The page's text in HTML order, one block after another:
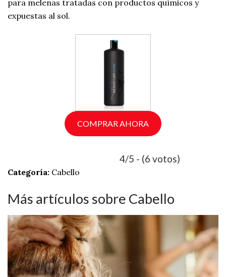
para melenas tratadas con productos químicos y
expuestas al sol.
COMPRAR AHORA
4/5 - (6 votos)
Categoría: Cabello
Más artículos sobre Cabello